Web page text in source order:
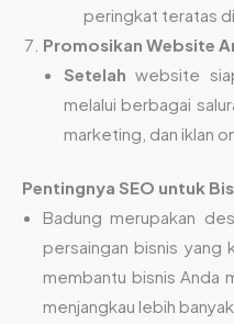
peringkat teratas di
Promosikan Website
Setelah website
melalui berbagai
marketing, dan iklan
Pentingnya SEO untuk
Badung merupakan
persaingan bisnis yang
membantu bisnis Anda
menjangkau lebih